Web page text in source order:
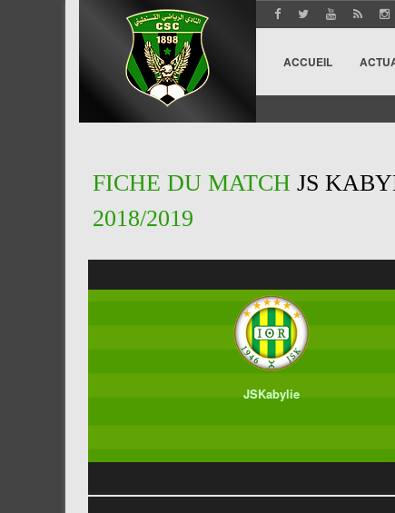
ACCUEIL
FICHE DU MATCH JS
2018/2019
JSKabylie